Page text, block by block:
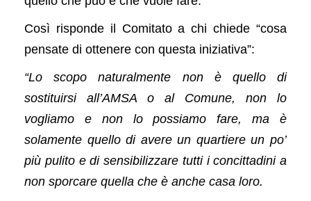
Così risponde il Comitato a chi chiede “cosa
pensate di ottenere con questa iniziativa”:
“Lo scopo naturalmente non è quello di
sostituirsi all’AMSA o al Comune, non lo
vogliamo e non lo possiamo fare, ma è
solamente quello di avere un quartiere un po’
più pulito e di sensibilizzare tutti i concittadini a
non sporcare quella che è anche casa loro.